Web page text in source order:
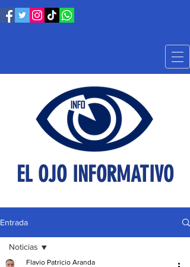
EL OJO INFORMATIVO
Entrada
Noticias
Flavio Patricio Aranda